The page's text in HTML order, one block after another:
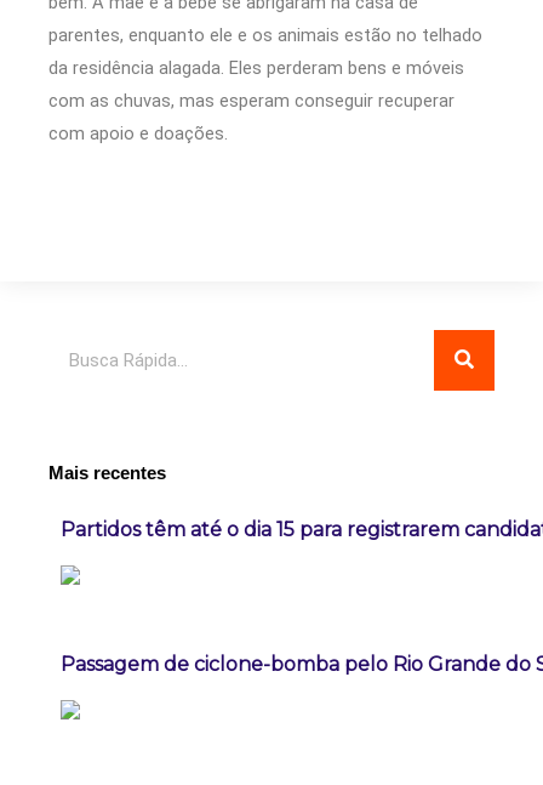
parentes, enquanto ele e os animais estão no telhado
da residência alagada. Eles perderam bens e móveis
com as chuvas, mas esperam conseguir recuperar
com apoio e doações.
Mais recentes
Partidos têm até o dia 15 para registrarem
Passagem de ciclone-bomba pelo Rio Grande